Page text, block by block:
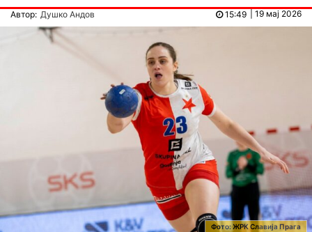
Автор: Душко Андов 19 мај 2026
15:49
Фото: ЖРК Славија Прага